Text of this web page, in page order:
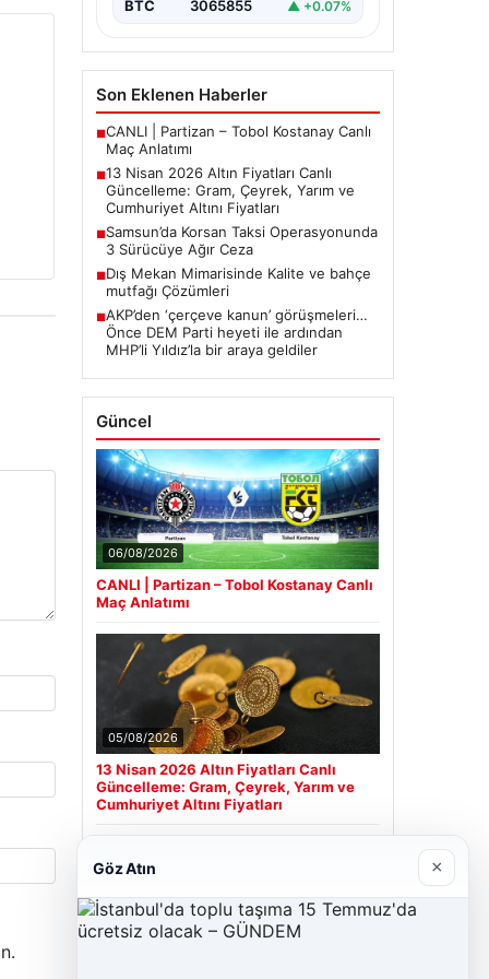
arasında yürütülen barış
BTC 3065855 ▲ +0.07%
Son Eklenen Haberler
■CANLI | Partizan – Tobol Kostanay Canlı
Maç Anlatımı
■13 Nisan 2026 Altın Fiyatları Canlı
Güncelleme: Gram, Çeyrek, Yarım ve
Cumhuriyet Altını Fiyatları
■Samsun’da Korsan Taksi Operasyonunda
3 Sürücüye Ağır Ceza
■Dış Mekan Mimarisinde Kalite ve bahçe
mutfağı Çözümleri
■AKP’den ‘çerçeve kanun’ görüşmeleri…
Önce DEM Parti heyeti ile ardından
MHP’li Yıldız’la bir araya geldiler
Güncel
06/08/2026
CANLI | Partizan – Tobol Kostanay Canlı
Maç Anlatımı
05/08/2026
13 Nisan 2026 Altın Fiyatları Canlı
Güncelleme: Gram, Çeyrek, Yarım ve
Cumhuriyet Altını Fiyatları
Son Eklenen Firmalar
Hastaş Beton
Göz Atın ×